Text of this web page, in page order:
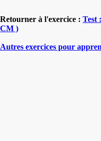
Retourner à l'exercice : Test
CM )
Autres exercices pour